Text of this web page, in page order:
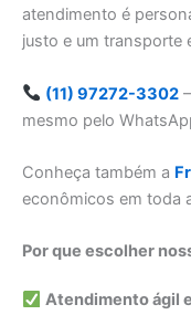
atendimento é
justo e um transporte
(11) 97272-3302–
mesmo pelo
Conheça também a
econômicos em toda
Por que escolher
Atendimento ágil